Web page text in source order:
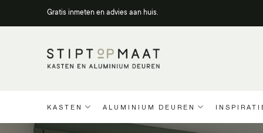
Gratis inmeten en advies aan huis.
KASTEN ALUMINIUM DEUREN